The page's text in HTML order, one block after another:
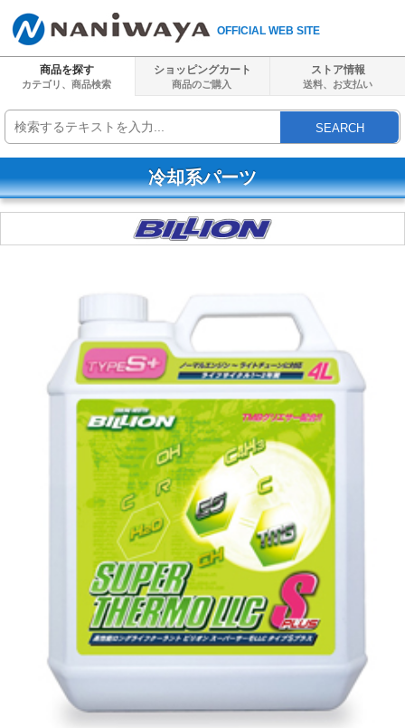
OFFICIAL WEB SITE
商品を探す
カテゴリ、商品検索
ショッピングカート
商品のご購入
ストア情報
送料、 お支払い
SEARCH
冷却系パーツ